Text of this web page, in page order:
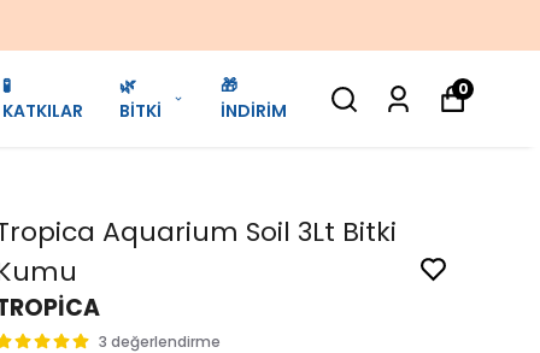
🧪
KATKILAR
🌿
BİTKİ
🎁
İNDİRİM
0
Aquarium Soil 3Lt Bitki
3 değerlendirme